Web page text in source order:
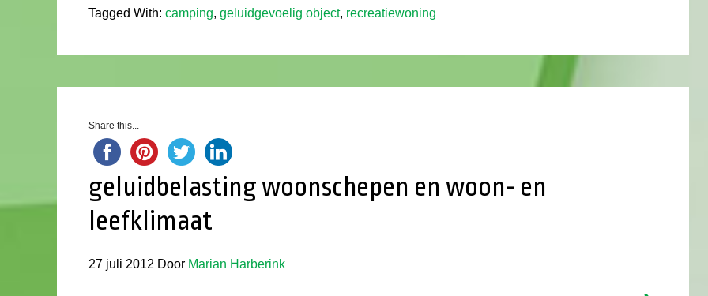
Tagged With: camping, geluidgevoelig object, recreatiewoning
Share this...
geluidbelasting woonschepen en woon- en
leefklimaat
27 juli 2012 Door Marian Harberink